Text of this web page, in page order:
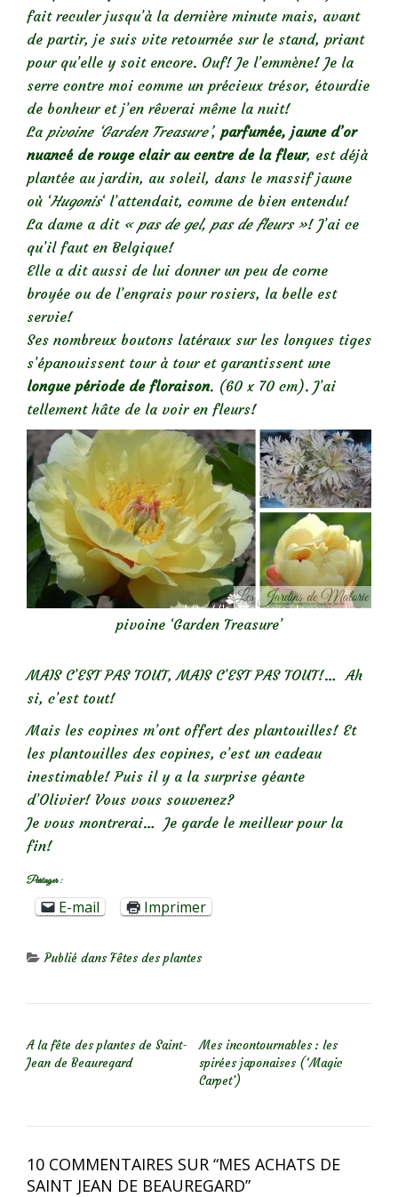
fait reculer jusqu’à la dernière minute mais, avant
de partir, je suis vite retournée sur le stand, priant
pour qu’elle y soit encore. Ouf! Je l’emmène! Je la
serre contre moi comme un précieux trésor, étourdie
de bonheur et j’en rêverai même la nuit!
La pivoine ‘Garden Treasure’, parfumée, jaune d’or
nuancé de rouge clair au centre de la fleur, est déjà
plantée au jardin, au soleil, dans le massif jaune
où ‘Hugonis‘ l’attendait, comme de bien entendu!
La dame a dit « pas de gel, pas de fleurs »! J’ai ce
qu’il faut en Belgique!
Elle a dit aussi de lui donner un peu de corne
broyée ou de l’engrais pour rosiers, la belle est
servie!
Ses nombreux boutons latéraux sur les longues tiges
s’épanouissent tour à tour et garantissent une
longue période de floraison. (60 x 70 cm). J’ai
tellement hâte de la voir en fleurs!
pivoine ‘Garden Treasure’
MAIS C’EST PAS TOUT, MAIS C’EST PAS TOUT!… Ah
si, c’est tout!
Mais les copines m’ont offert des plantouilles! Et
les plantouilles des copines, c’est un cadeau
inestimable! Puis il y a la surprise géante
d’Olivier! Vous vous souvenez?
Je vous montrerai… Je garde le meilleur pour la
fin!
Partager :
E-mail Imprimer
Publié dansFêtes des plantes
A la fête des plantes de Saint-
Jean de Beauregard
Mes incontournables : les
spirées japonaises (‘Magic
Carpet’)
10 COMMENTAIRES SUR “MES ACHATS DE
SAINT JEAN DE BEAUREGARD”